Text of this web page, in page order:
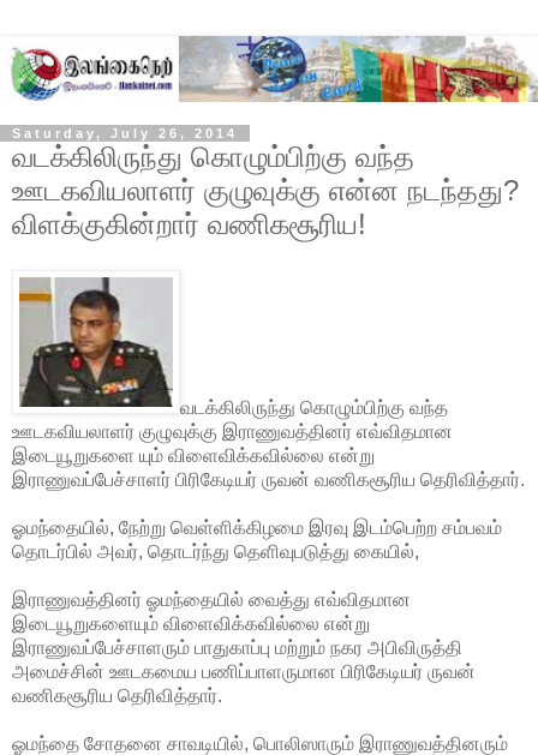
Saturday, July 26, 2014
வடக்கிலிருந்து கொழும்பிற்கு வந்த
ஊடகவியலாளர் குழுவுக்கு என்ன நடந்தது?
விளக்குகின்றார் வணிகசூரிய!
வடக்கிலிருந்து கொழும்பிற்கு வந்த
ஊடகவியலாளர் குழுவுக்கு இராணுவத்தினர் எவ்விதமான
இடையூறுகளை யும் விளைவிக்கவில்லை என்று
இராணுவப்பேச்சாளர் பிரிகேடியர் ருவன் வணிகசூரிய தெரிவித்தார்.
ஓமந்தையில், நேற்று வெள்ளிக்கிழமை இரவு இடம்பெற்ற சம்பவம்
தொடர்பில் அவர், தொடர்ந்து தெளிவுபடுத்து கையில்,
இராணுவத்தினர் ஓமந்தையில் வைத்து எவ்விதமான
இடையூறுகளையும் விளைவிக்கவில்லை என்று
இராணுவப்பேச்சாளரும் பாதுகாப்பு மற்றும் நகர அபிவிருத்தி
அமைச்சின் ஊடகமைய பணிப்பாளருமான பிரிகேடியர் ருவன்
வணிகசூரிய தெரிவித்தார்.
ஓமந்தை சோதனை சாவடியில், பொலிஸாரும் இராணுவத்தினரும்